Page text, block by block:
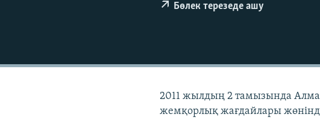
Бөлек терезеде ашу
2011 жылдың 2 тамызында
жемқорлық жағдайлары